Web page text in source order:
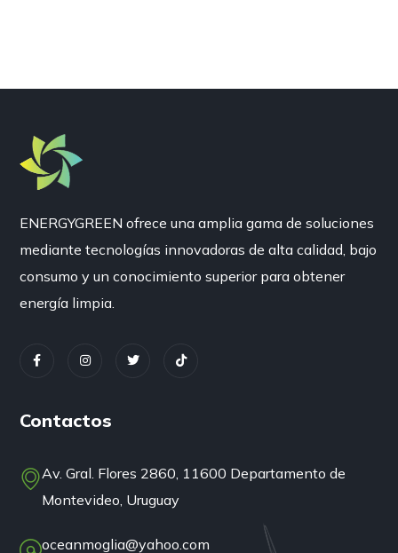
ENERGYGREEN ofrece una amplia gama de soluciones
mediante tecnologías innovadoras de alta calidad, bajo
consumo y un conocimiento superior para obtener
energía limpia.
Contactos
Av. Gral. Flores 2860, 11600 Departamento de
Montevideo, Uruguay
oceanmoglia@yahoo.com